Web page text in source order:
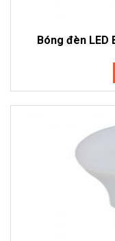
Bóng đèn LED